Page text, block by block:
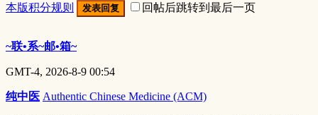
本版积分规则 发表回复 回帖后跳转到最后一页
~联•系~邮•箱~
GMT-4, 2026-8-9 00:54
纯中医 Authentic Chinese Medicine (ACM)